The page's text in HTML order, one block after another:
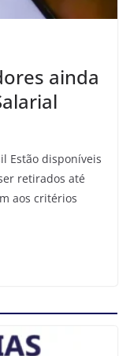
ainda
Estão disponíveis
retirados até
aos critérios